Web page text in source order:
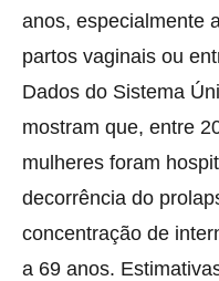
anos, especialmente
partos vaginais ou
Dados do Sistema
mostram que, entre
mulheres foram
decorrência do
concentração de
a 69 anos.